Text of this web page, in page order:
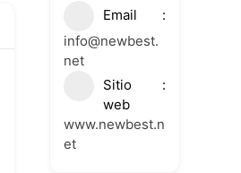
Email
info@newbest.
net
Sitio
web
www.newbest.n
et